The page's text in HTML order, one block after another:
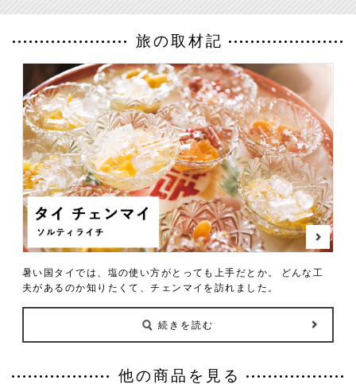
旅の取材記
暑い国タイでは、塩の使い方がとっても上手だとか。
どんな工
夫があるのか知りたくて、チェンマイを訪れました。
続きを読む
他の商品を見る